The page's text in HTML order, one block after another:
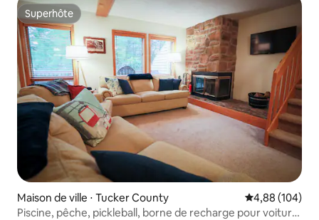
Superhôte
Superhôte
Maison de ville ⋅ Tucker County Évaluation
4,88 (104)
Piscine, pêche, pickleball, borne de recharge pour voiture